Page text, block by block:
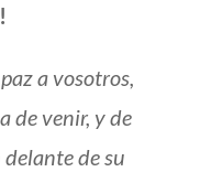
a vosotros,
de venir, y de
de su